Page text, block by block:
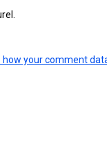
how your comment